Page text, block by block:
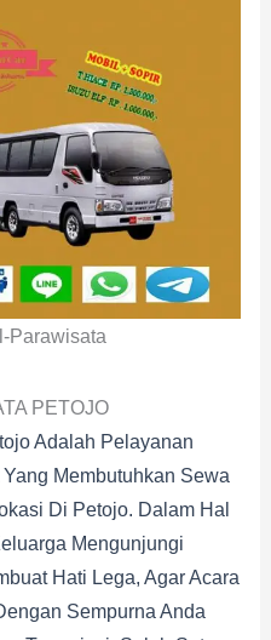
Parawisata
PETOJO
Adalah Pelayanan
Membutuhkan Sewa
Di Petojo. Dalam Hal
Mengunjungi
Hati Lega, Agar Acara
Sempurna Anda